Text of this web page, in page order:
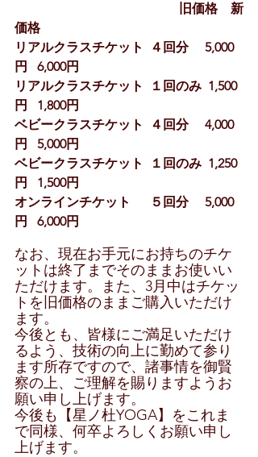
旧価格    新
価格
リアルクラスチケット  ４回分     5,000
円   6,000円
リアルクラスチケット  １回のみ  1,500
円   1,800円
ベビークラスチケット  ４回分     4,000
円   5,000円
ベビークラスチケット  １回のみ  1,250
円   1,500円
オンラインチケット 　 ５回分     5,000
円   6,000円
なお、現在お手元にお持ちのチケ
ットは終了までそのままお使いい
ただけます。また、3月中はチケッ
トを旧価格のままご購入いただけ
ます。
今後とも、皆様にご満足いただけ
るよう、技術の向上に勤めて参り
ます所存ですので、諸事情を御賢
察の上、ご理解を賜りますようお
願い申し上げます。
今後も【星ノ杜YOGA】をこれま
で同様、何卒よろしくお願い申し
上げます。